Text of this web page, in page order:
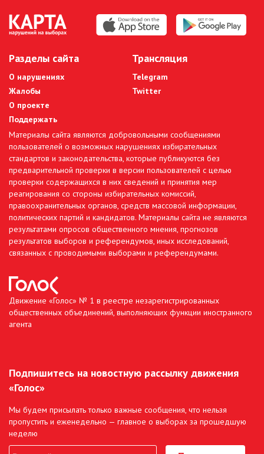
Разделы сайта
О нарушениях
Жалобы
О проекте
Поддержать
Трансляция
Telegram
Twitter
Материалы сайта являются добровольными сообщениями
пользователей о возможных нарушениях избирательных
стандартов и законодательства, которые публикуются без
предварительной проверки в версии пользователей с целью
проверки содержащихся в них сведений и принятия мер
реагирования со стороны избирательных комиссий,
правоохранительных органов, средств массовой информации,
политических партий и кандидатов. Материалы сайта не являются
результатами опросов общественного мнения, прогнозов
результатов выборов и референдумов, иных исследований,
связанных с проводимыми выборами и референдумами.
Движение «Голос» № 1 в реестре незарегистрированных
общественных объединений, выполняющих функции иностранного
агента
Подпишитесь на новостную рассылку движения
«Голос»
Мы будем присылать только важные сообщения, что нельзя
пропустить и еженедельно — главное о выборах за прошедшую
неделю